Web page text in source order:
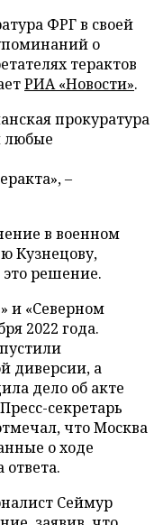
ФРГ в своей
о
терактов
РИА «Новости».
прокуратура
любые
–
в военном
Кузнецову,
это решение.
и «Северном
2022 года.
диверсии, а
дело об акте
секретарь
что Москва
о ходе
ответа.
Сеймур